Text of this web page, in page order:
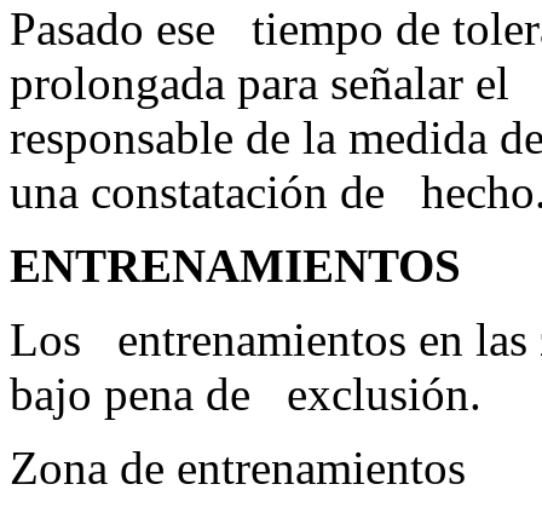
Pasado ese tiempo de
prolongada para señalar
responsable de la medida
una
ENTRENAMIENTOS
Los entrenamientos en
bajo pena de exclusión.
Zona de entrenamientos